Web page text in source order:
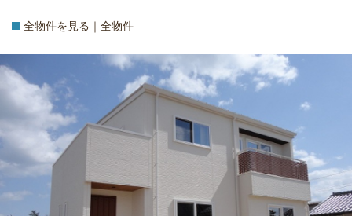
全物件を見る｜全物件